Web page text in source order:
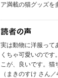
ア満載の猫グッズを
実は動物に洋服って
くちゃ可愛いので
こが、良いです。猫
（まきのすけ さん／